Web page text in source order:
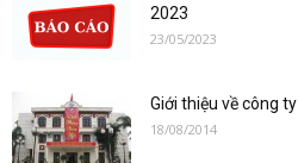
2023
23/05/2023
Giới thiệu về công ty
18/08/2014